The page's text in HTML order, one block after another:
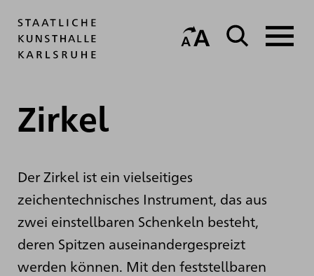
Zirkel
Der Zirkel ist ein vielseitiges
zeichentechnisches Instrument, das aus
zwei einstellbaren Schenkeln besteht,
deren Spitzen auseinandergespreizt
werden können. Mit den feststellbaren